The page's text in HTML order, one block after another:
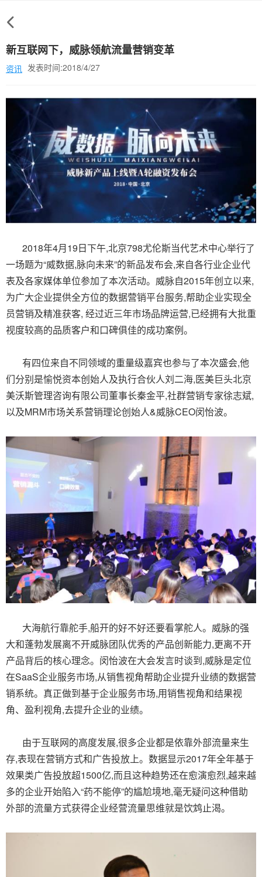
新互联网下，威脉领航流量营销变革
资讯 发表时间:2018/4/27
2018年4月19日下午,北京798尤伦斯当代艺术中心举行了
一场题为“威数据,脉向未来”的新品发布会,来自各行业企业代
表及各家媒体单位参加了本次活动。威脉自2015年创立以来,
为广大企业提供全方位的数据营销平台服务,帮助企业实现全
员营销及精准获客, 经过近三年市场品牌运营,已经拥有大批重
视度较高的品质客户和口碑俱佳的成功案例。
有四位来自不同领域的重量级嘉宾也参与了本次盛会,他
们分别是愉悦资本创始人及执行合伙人刘二海,医美巨头北京
美沃斯管理咨询有限公司董事长秦金平,社群营销专家徐志斌,
以及MRM市场关系营销理论创始人&威脉CEO闵怡波。
大海航行靠舵手,船开的好不好还要看掌舵人。威脉的强
大和蓬勃发展离不开威脉团队优秀的产品创新能力,更离不开
产品背后的核心理念。闵怡波在大会发言时谈到,威脉是定位
在SaaS企业服务市场,从销售视角帮助企业提升业绩的数据营
销系统。真正做到基于企业服务市场,用销售视角和结果视
角、盈利视角,去提升企业的业绩。
由于互联网的高度发展,很多企业都是依靠外部流量来生
存,表现在营销方式和广告投放上。数据显示2017年全年基于
效果类广告投放超1500亿,而且这种趋势还在愈演愈烈,越来越
多的企业开始陷入“药不能停”的尴尬境地,毫无疑问这种借助
外部的流量方式获得企业经营流量思维就是饮鸩止渴。